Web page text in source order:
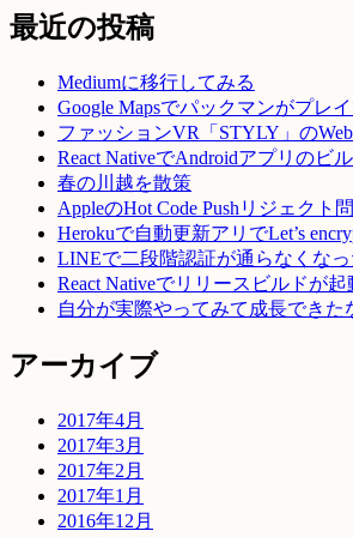
最近の投稿
Mediumに移行してみる
Google Mapsでパックマンがプレ
ファッションVR「STYLY」の
React NativeでAndroidアプリのビ
春の川越を散策
AppleのHot Code Pushリジェクト
Herokuで自動更新アリでLet’s
LINEで二段階認証が通らなくな
React Nativeでリリースビルドが
自分が実際やってみて成長できた
アーカイブ
2017年4月
2017年3月
2017年2月
2017年1月
2016年12月